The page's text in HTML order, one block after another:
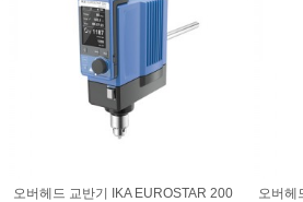
오버헤드 교반기 IKA EUROSTAR 200
오버헤